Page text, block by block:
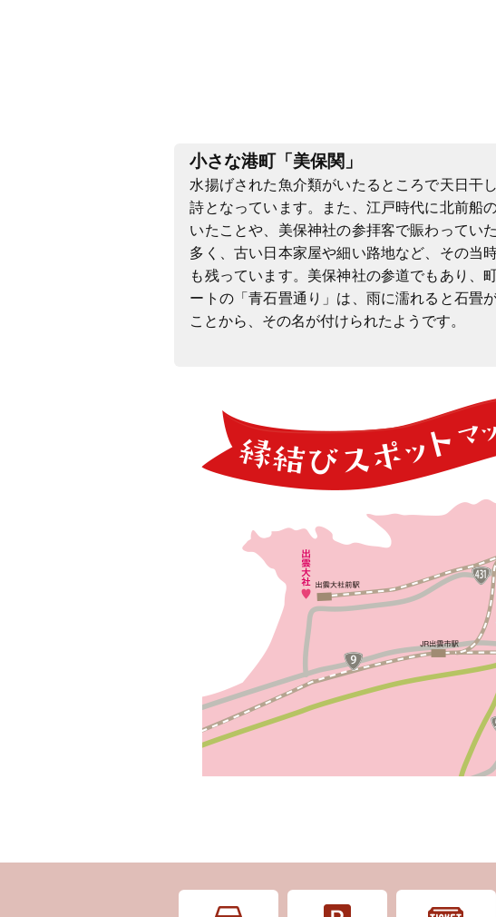
小さな港町「美保関」
水揚げされた魚介類がいたるところで天日干
詩となっています。また、江戸時代に北前船
いたことや、美保神社の参拝客で賑わってい
多く、古い日本家屋や細い路地など、その当
も残っています。美保神社の参道でもあり、
ートの「青石畳通り」は、雨に濡れると石畳
ことから、その名が付けられたようです。